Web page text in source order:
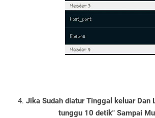
4. Jika Sudah diatur Tinggal keluar Dan
tunggu 10 detik" Sampai